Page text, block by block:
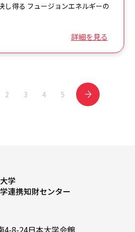
し得る フュージョンエネルギーの
詳細を見る
2 3 4 5
学
連携知財センター
4-8-24日本大学会館